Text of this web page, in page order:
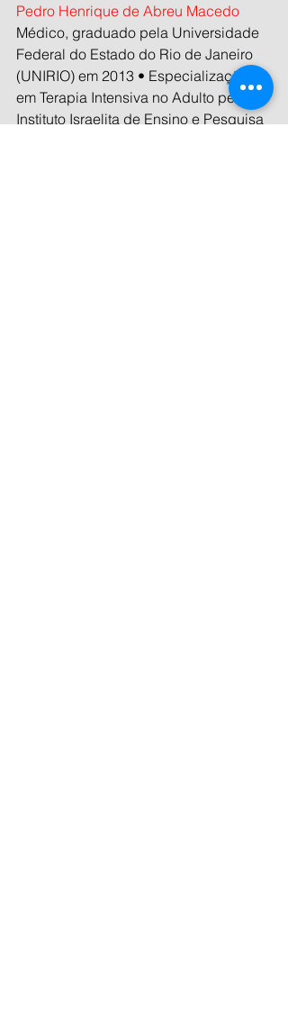
Pedro Henrique de Abreu Macedo
Médico, graduado pela Universidade
Federal do Estado do Rio de Janeiro
(UNIRIO) em 2013 • Especialização
em Terapia Intensiva no Adulto pelo
Instituto Israelita de Ensino e Pesquisa